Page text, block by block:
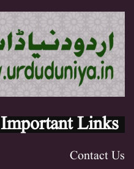
Important Links
Contact Us